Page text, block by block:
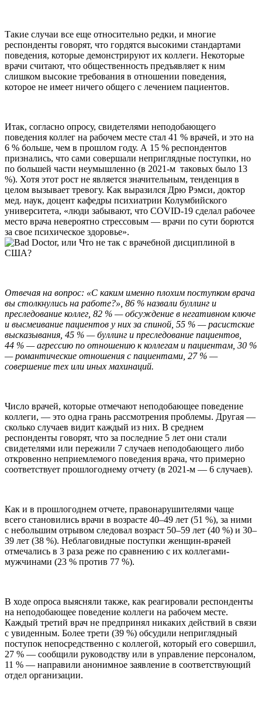
Такие случаи все еще относительно редки, и многие
респонденты говорят, что гордятся высокими стандартами
поведения, которые демонстрируют их коллеги. Некоторые
врачи считают, что общественность предъявляет к ним
слишком высокие требования в отношении поведения,
которое не имеет ничего общего с лечением пациентов.
Итак, согласно опросу, свидетелями неподобающего
поведения коллег на рабочем месте стал 41 % врачей, и это на
6 % больше, чем в прошлом году. А 15 % респондентов
признались, что сами совершали неприглядные поступки, но
по большей части неумышленно (в 2021-м таковых было 13
%). Хотя этот рост не является значительным, тенденция в
целом вызывает тревогу. Как выразился Дрю Рэмси, доктор
мед. наук, доцент кафедры психиатрии Колумбийского
университета, «люди забывают, что COVID-19 сделал рабочее
место врача невероятно стрессовым — врачи по сути борются
за свое психическое здоровье».
Отвечая на вопрос: «С каким именно плохим поступком врача
вы столкнулись на работе?», 86 % назвали буллинг и
преследование коллег, 82 % — обсуждение в негативном ключе
и высмеивание пациентов у них за спиной, 55 % — расистские
высказывания, 45 % — буллинг и преследование пациентов,
44 % — агрессию по отношению к коллегам и пациентам, 30 %
— романтические отношения с пациентами, 27 % —
совершение тех или иных махинаций.
Число врачей, которые отмечают неподобающее поведение
коллеги, — это одна грань рассмотрения проблемы. Другая —
сколько случаев видит каждый из них. В среднем
респонденты говорят, что за последние 5 лет они стали
свидетелями или пережили 7 случаев неподобающего либо
откровенно неприемлемого поведения врача, что примерно
соответствует прошлогоднему отчету (в 2021-м — 6 случаев).
Как и в прошлогоднем отчете, правонарушителями чаще
всего становились врачи в возрасте 40–49 лет (51 %), за ними
с небольшим отрывом следовал возраст 50–59 лет (40 %) и 30–
39 лет (38 %). Неблаговидные поступки женщин-врачей
отмечались в 3 раза реже по сравнению с их коллегами-
мужчинами (23 % против 77 %).
В ходе опроса выясняли также, как реагировали респонденты
на неподобающее поведение коллеги на рабочем месте.
Каждый третий врач не предпринял никаких действий в связи
с увиденным. Более трети (39 %) обсудили неприглядный
поступок непосредственно с коллегой, который его совершил,
27 % — сообщили руководству или в управление персоналом,
11 % — направили анонимное заявление в соответствующий
отдел организации.